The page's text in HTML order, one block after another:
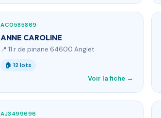
AC0585869
ANNE CAROLINE
📍 11 r de pinane 64600 Anglet
🏠 12 lots
Voir la fiche →
AJ3499696